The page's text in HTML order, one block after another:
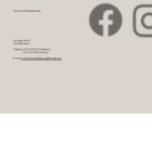
Grotestraat 81
4264 RK Veen
Telefoon: 06-83707329(Marian)
06-52471156(Henny)
E-mail:vanloonkwaliteitskaas@gmail.com
Van Loon Kwaliteitskaas